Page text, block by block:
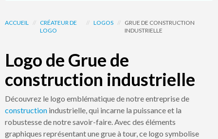
ACCUEIL // CRÉATEUR DE
LOGO
// LOGOS // GRUE DE CONSTRUCTION
INDUSTRIELLE
Logo de Grue de
construction industrielle
Découvrez le logo emblématique de notre entreprise de
construction industrielle, qui incarne la puissance et la
robustesse de notre savoir-faire. Avec des éléments
graphiques représentant une grue à tour, ce logo symbolise